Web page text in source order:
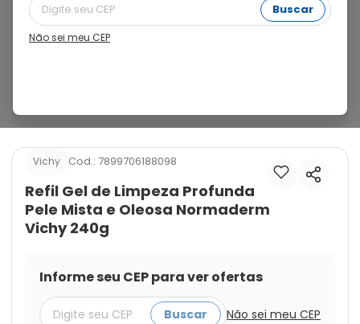
Buscar
Não sei meu CEP
em sua fórmula ácido salicílico, derivado de probiótico
e 2 minerais, zinco e cobre, com eficácia reforçada na
redução da oleosidade e acne. Remove a oleosidade
Vichy Cod.: 7899706188098
Refil Gel de Limpeza Profunda
Pele Mista e Oleosa Normaderm
Vichy 240g
Informe seu CEP para ver ofertas
Buscar Não sei meu CEP